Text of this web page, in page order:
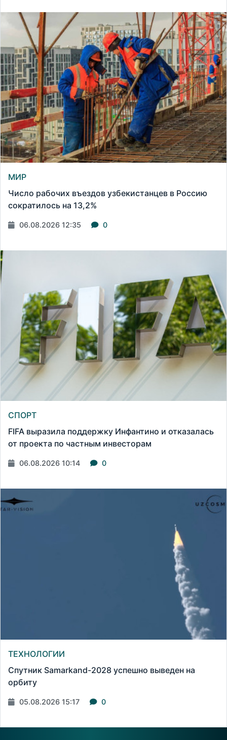
МИР
Число рабочих въездов узбекистанцев в Россию
сократилось на 13,2%
06.08.2026 12:35 0
СПОРТ
FIFA выразила поддержку Инфантино и отказалась
от проекта по частным инвесторам
06.08.2026 10:14 0
ТЕХНОЛОГИИ
Спутник Samarkand-2028 успешно выведен на
орбиту
05.08.2026 15:17 0